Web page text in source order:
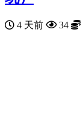
4 天前 34